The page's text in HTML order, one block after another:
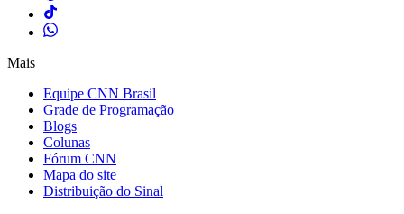
Mais
Equipe CNN Brasil
Grade de Programação
Blogs
Colunas
Fórum CNN
Mapa do site
Distribuição do Sinal